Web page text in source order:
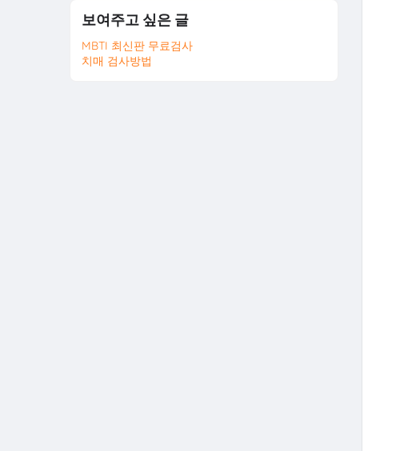
보여주고 싶은 글
MBTI 최신판 무료검사
치매 검사방법